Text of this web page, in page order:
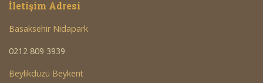
İletişim Adresi
Basaksehir Nidapark
0212 809 3939
Beylikdüzü Beykent